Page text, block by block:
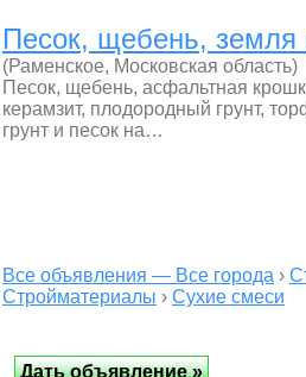
Песок, щебень, земля
(Раменское, Московская область)
Песок, щебень, асфальтная
керамзит, плодородный грунт,
грунт и песок на…
Все объявления — Все города ›
Стройматериалы › Сухие смеси